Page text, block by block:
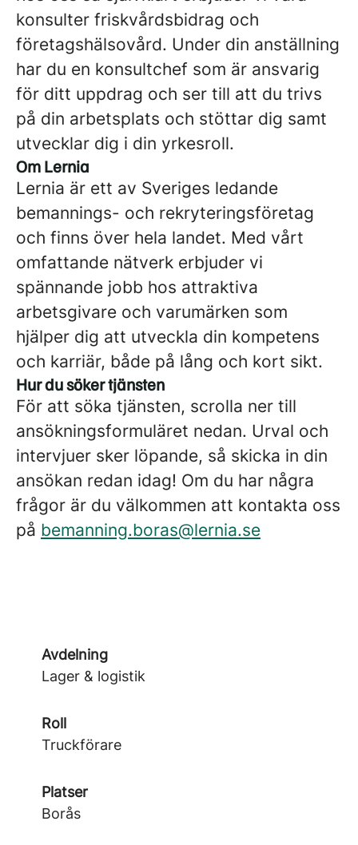
konsulter friskvårdsbidrag och
företagshälsovård. Under din anställning
har du en konsultchef som är ansvarig
för ditt uppdrag och ser till att du trivs
på din arbetsplats och stöttar dig samt
utvecklar dig i din yrkesroll.
Om Lernia
Lernia är ett av Sveriges ledande
bemannings- och rekryteringsföretag
och finns över hela landet. Med vårt
omfattande nätverk erbjuder vi
spännande jobb hos attraktiva
arbetsgivare och varumärken som
hjälper dig att utveckla din kompetens
och karriär, både på lång och kort sikt.
Hur du söker tjänsten
För att söka tjänsten, scrolla ner till
ansökningsformuläret nedan. Urval och
intervjuer sker löpande, så skicka in din
ansökan redan idag! Om du har några
frågor är du välkommen att kontakta oss
på bemanning.boras@lernia.se
Avdelning
Lager & logistik
Roll
Truckförare
Platser
Borås